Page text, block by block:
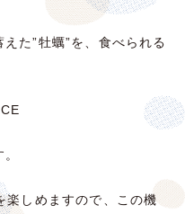
た”牡蠣”を、食べられる
楽しめますので、この機